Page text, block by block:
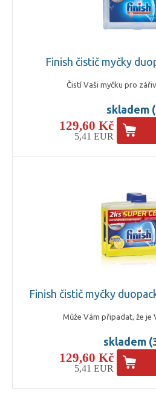
Finish čistič myčky
Čistí Vaši myčku pro
skladem
129,60 Kč
5,41 EUR
Finish čistič myčky
Může Vám připadat, že je
skladem
129,60 Kč
5,41 EUR